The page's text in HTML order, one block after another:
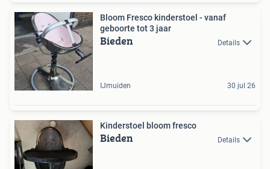
Bloom Fresco kinderstoel - vanaf
geboorte tot 3 jaar
Bieden Details
IJmuiden 30 jul 26
Kinderstoel bloom fresco
Bieden Details